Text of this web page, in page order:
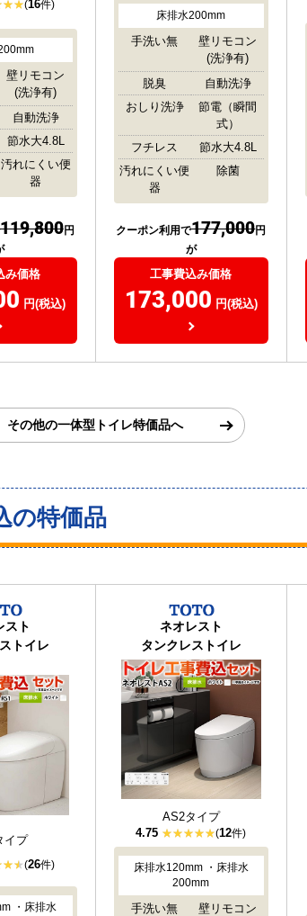
(16件)
壁リモコン
(洗浄有)
自動洗浄
節水大4.8L
汚れにくい便
器
119,800円
み価格
円(税込)
床排水200mm
手洗い無
壁リモコン
(洗浄有)
脱臭
自動洗浄
おしり洗浄
節電（瞬間
式）
フチレス
節水大4.8L
汚れにくい便
器
除菌
クーポン利用で177,000円
が
工事費込み価格
173,000 円(税込)
その他の一体型トイレ特価品へ
の特価品
スト
トイレ
イプ
(26件)
・床排水
ネオレスト
タンクレストイレ
AS2タイプ
4.75 (12件)
床排水120mm ・床排水
200mm
手洗い無 壁リモコン